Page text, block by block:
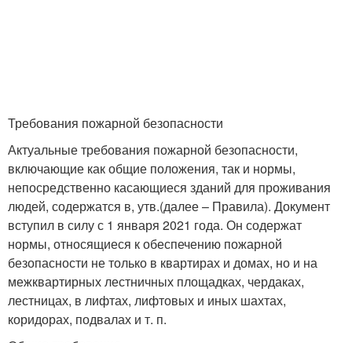
Требования пожарной безопасности
Актуальные требования пожарной безопасности,
включающие как общие положения, так и нормы,
непосредственно касающиеся зданий для проживания
людей, содержатся в, утв.(далее – Правила). Документ
вступил в силу с 1 января 2021 года. Он содержат
нормы, относящиеся к обеспечению пожарной
безопасности не только в квартирах и домах, но и на
межквартирных лестничных площадках, чердаках,
лестницах, в лифтах, лифтовых и иных шахтах,
коридорах, подвалах и т. п.